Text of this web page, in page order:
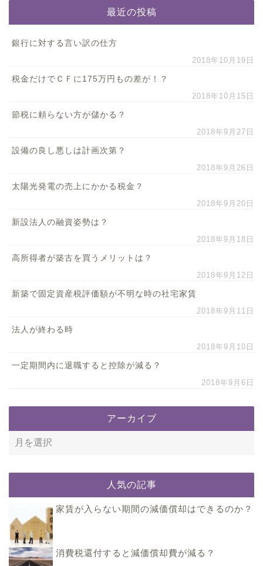
最近の投稿
銀行に対する言い訳の仕方
2018年10月19日
税金だけでＣＦに175万円もの差が！？
2018年10月15日
節税に頼らない方が儲かる？
2018年9月27日
設備の良し悪しは計画次第？
2018年9月26日
太陽光発電の売上にかかる税金？
2018年9月20日
新設法人の融資姿勢は？
2018年9月18日
高所得者が築古を買うメリットは？
2018年9月12日
新築で固定資産税評価額が不明な時の社宅家賃
2018年9月11日
法人が終わる時
2018年9月10日
一定期間内に退職すると控除が減る？
2018年9月6日
アーカイブ
人気の記事
家賃が入らない期間の減価償却はできるのか？
消費税還付すると減価償却費が減る？